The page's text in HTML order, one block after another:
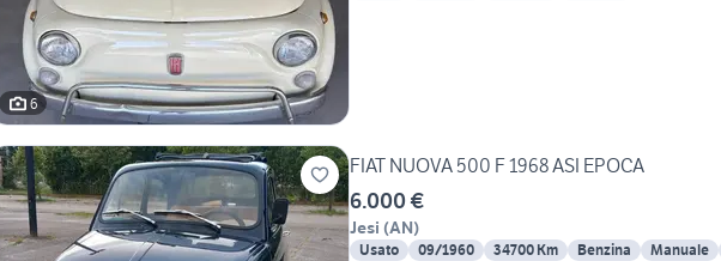
6
FIAT NUOVA 500 F 1968 ASI EPOCA
6.000 €
Jesi (AN)
Usato 09/1960 34700 Km Benzina Manuale